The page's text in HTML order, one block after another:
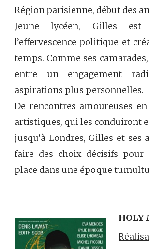
Région parisienne, début des
Jeune lycéen, Gilles
l’effervescence politique et
temps. Comme ses
entre un engagement
aspirations plus personnelles.
De rencontres amoureuses en
artistiques, qui les conduiront
jusqu’à Londres, Gilles et ses
faire des choix décisifs pour
place dans une époque
HOLY